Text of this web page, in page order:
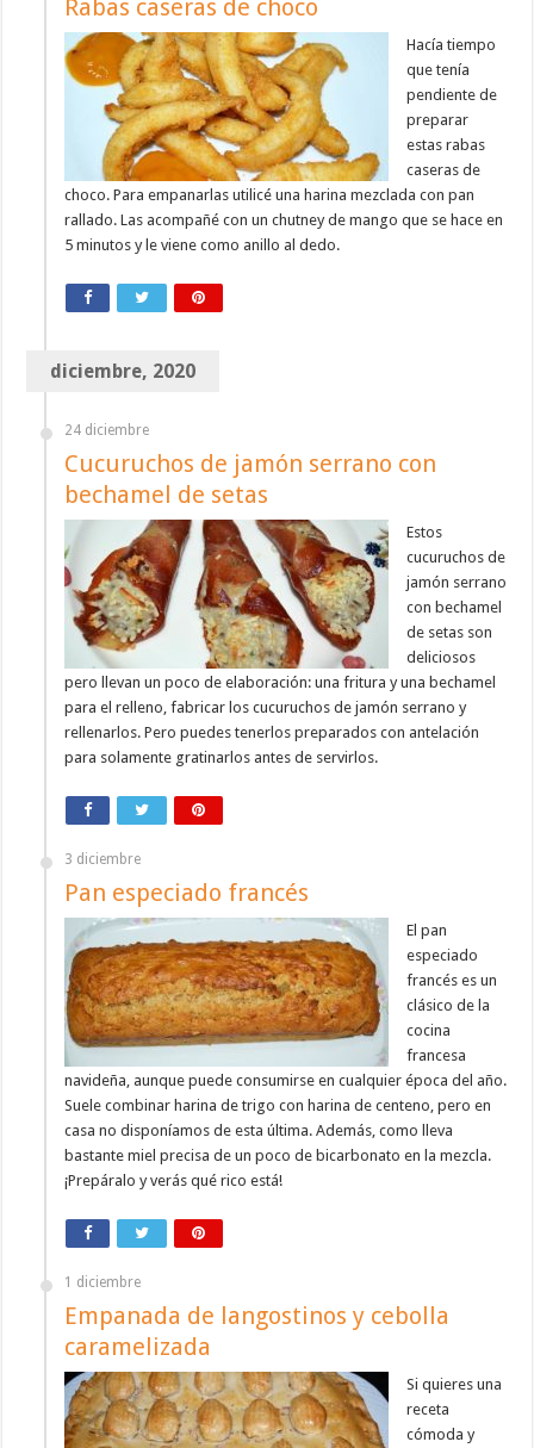
Rabas caseras de choco
Hacía tiempo
que tenía
pendiente de
preparar
estas rabas
caseras de
choco. Para empanarlas utilicé una harina mezclada con pan
rallado. Las acompañé con un chutney de mango que se hace en
5 minutos y le viene como anillo al dedo.
diciembre, 2020
24 diciembre
Cucuruchos de jamón serrano con
bechamel de setas
Estos
cucuruchos de
jamón serrano
con bechamel
de setas son
deliciosos
pero llevan un poco de elaboración: una fritura y una bechamel
para el relleno, fabricar los cucuruchos de jamón serrano y
rellenarlos. Pero puedes tenerlos preparados con antelación
para solamente gratinarlos antes de servirlos.
3 diciembre
Pan especiado francés
El pan
especiado
francés es un
clásico de la
cocina
francesa
navideña, aunque puede consumirse en cualquier época del año.
Suele combinar harina de trigo con harina de centeno, pero en
casa no disponíamos de esta última. Además, como lleva
bastante miel precisa de un poco de bicarbonato en la mezcla.
¡Prepáralo y verás qué rico está!
1 diciembre
Empanada de langostinos y cebolla
caramelizada
Si quieres una
receta
cómoda y